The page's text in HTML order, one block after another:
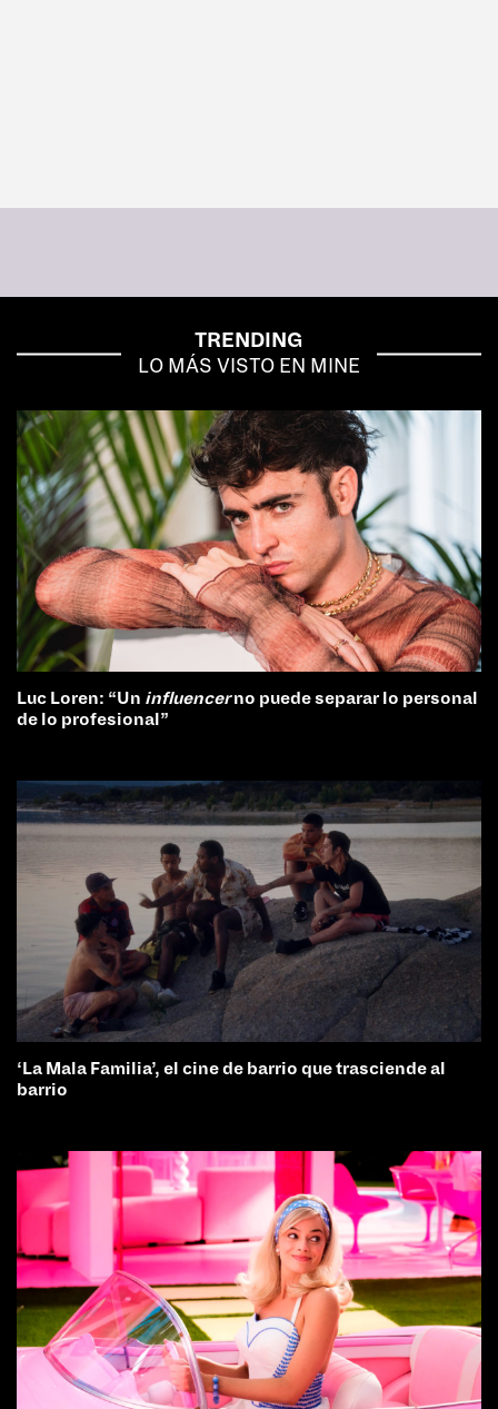
TRENDING
LO MÁS VISTO EN MINE
Luc Loren: “Un influencerno puede separar lo personal
de lo profesional”
‘La Mala Familia’, el cine de barrio que trasciende al
barrio